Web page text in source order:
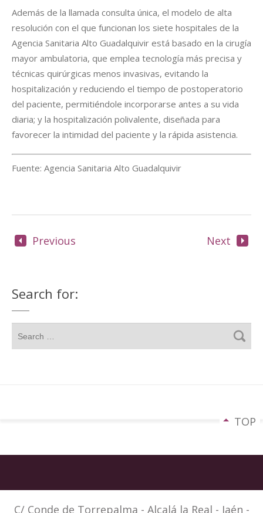
Además de la llamada consulta única, el modelo de alta
resolución con el que funcionan los siete hospitales de la
Agencia Sanitaria Alto Guadalquivir está basado en la cirugía
mayor ambulatoria, que emplea tecnología más precisa y
técnicas quirúrgicas menos invasivas, evitando la
hospitalización y reduciendo el tiempo de postoperatorio
del paciente, permitiéndole incorporarse antes a su vida
diaria; y la hospitalización polivalente, diseñada para
favorecer la intimidad del paciente y la rápida asistencia.
Fuente: Agencia Sanitaria Alto Guadalquivir
Previous Next
Search for:
TOP
C/ Conde de Torrepalma - Alcalá la Real - Jaén -